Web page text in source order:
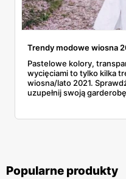
Trendy modowe wiosna
Pastelowe kolory,
wycięciami to tylko kilka
wiosna/lato 2021.
uzupełnij swoją
Popularne produkty